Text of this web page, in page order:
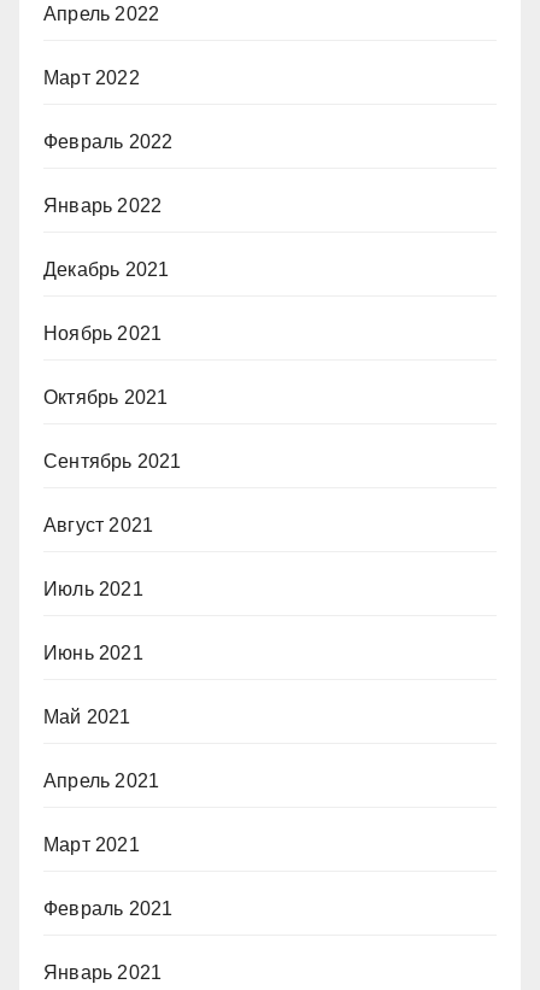
Апрель 2022
Март 2022
Февраль 2022
Январь 2022
Декабрь 2021
Ноябрь 2021
Октябрь 2021
Сентябрь 2021
Август 2021
Июль 2021
Июнь 2021
Май 2021
Апрель 2021
Март 2021
Февраль 2021
Январь 2021